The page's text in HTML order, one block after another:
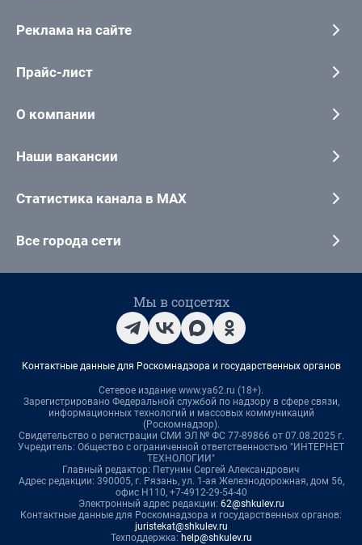
Реклама на сайте
Прайс-лист
О компании
Наши вакансии
Статистика канала в MAX
Все города сети
Мы в соцсетях
Контактные данные для Роскомнадзора и государственных органов
Сетевое издание www.ya62.ru (18+).
Зарегистрировано Федеральной службой по надзору в сфере связи,
информационных технологий и массовых коммуникаций
(Роскомнадзор).
Свидетельство о регистрации СМИ ЭЛ № ФС 77-89866 от 07.08.2025 г.
Учредитель: Общество с ограниченной ответственностью "ИНТЕРНЕТ
ТЕХНОЛОГИИ"
Главный редактор: Петунин Сергей Александрович
Адрес редакции: 390005, г. Рязань, ул. 1-ая Железнодорожная, дом 56,
офис Н110, +7-4912-29-54-40
Электронный адрес редакции: 62@shkulev.ru
Контактные данные для Роскомнадзора и государственных органов:
juristekat@shkulev.ru
Техподдержка: help@shkulev.ru